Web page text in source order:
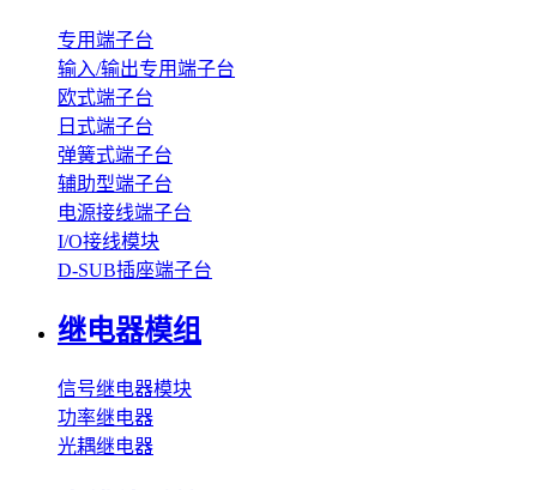
专用端子台
输入/输出专用端子台
欧式端子台
日式端子台
弹簧式端子台
辅助型端子台
电源接线端子台
I/O接线模块
D-SUB插座端子台
继电器模组
信号继电器模块
功率继电器
光耦继电器